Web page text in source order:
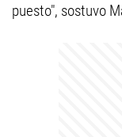
puesto", sostuvo